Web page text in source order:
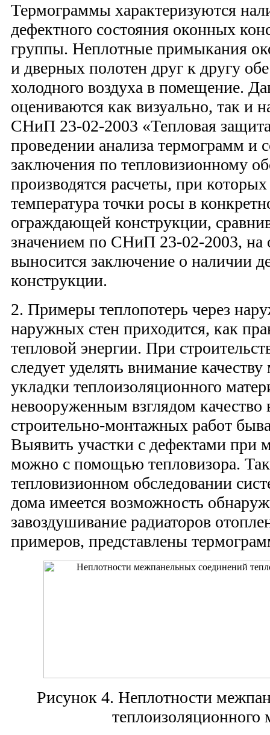
Термограммы характеризуются
дефектного состояния оконных
группы. Неплотные примыкания
и дверных полотен друг к другу
холодного воздуха в помещение.
оцениваются как визуально, так и
СНиП 23-02-2003 «Тепловая
проведении анализа термограмм и
заключения по тепловизионному
производятся расчеты, при которых
температура точки росы в
ограждающей конструкции,
значением по СНиП 23-02-2003, на
выносится заключение о наличии
конструкции.
2. Примеры теплопотерь через
наружных стен приходится, как
тепловой энергии. При
следует уделять внимание
укладки теплоизоляционного
невооруженным взглядом
строительно-монтажных работ
Выявить участки с дефектами при
можно с помощью тепловизора.
тепловизионном обследовании
дома имеется возможность
завоздушивание радиаторов
примеров, представлены
Рисунок 4. Неплотности
теплоизоляционного